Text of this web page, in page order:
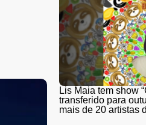
Lis Maia tem show
transferido para
mais de 20 artistas